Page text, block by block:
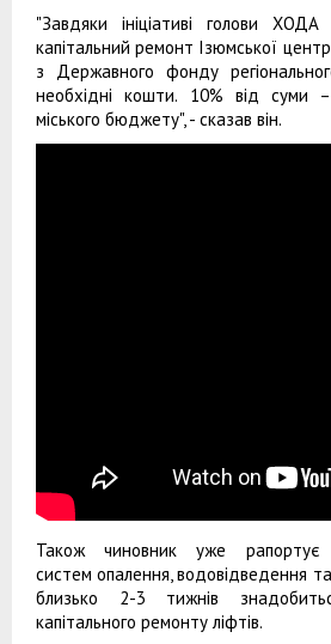
"Завдяки ініціативі голови ХОДА
капітальний ремонт Ізюмської
з Державного фонду
необхідні кошти. 10% від суми –
міського бюджету", - сказав він.
Також чиновник уже
систем опалення, водовідведення
близько 2-3 тижнів
капітального ремонту ліфтів.